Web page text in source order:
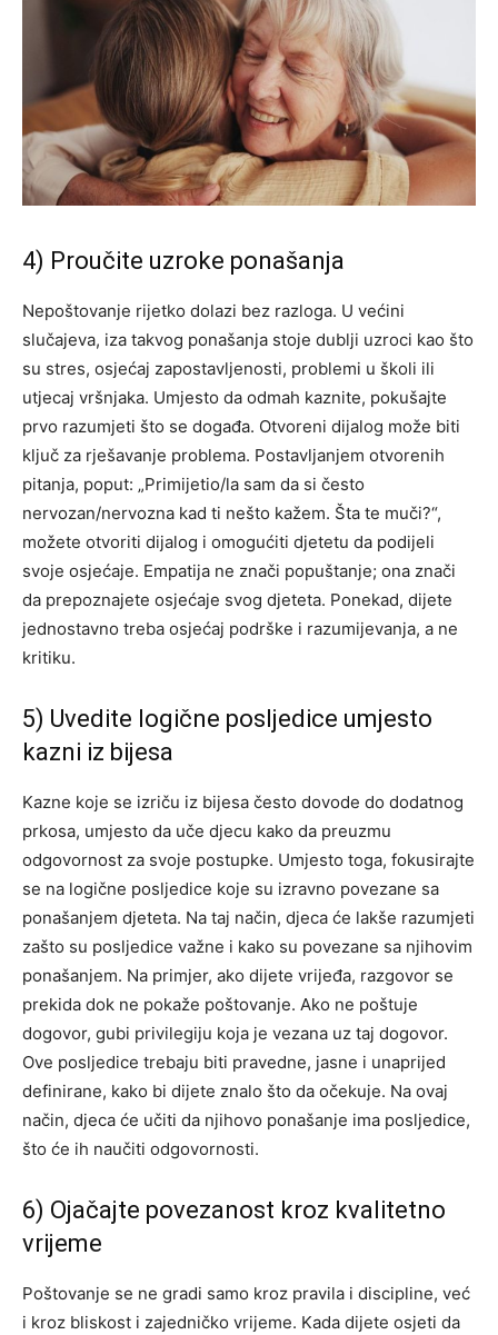
4) Proučite uzroke ponašanja
Nepoštovanje rijetko dolazi bez razloga. U većini
slučajeva, iza takvog ponašanja stoje dublji uzroci kao što
su stres, osjećaj zapostavljenosti, problemi u školi ili
utjecaj vršnjaka. Umjesto da odmah kaznite, pokušajte
prvo razumjeti što se događa. Otvoreni dijalog može biti
ključ za rješavanje problema. Postavljanjem otvorenih
pitanja, poput: „Primijetio/la sam da si često
nervozan/nervozna kad ti nešto kažem. Šta te muči?“,
možete otvoriti dijalog i omogućiti djetetu da podijeli
svoje osjećaje. Empatija ne znači popuštanje; ona znači
da prepoznajete osjećaje svog djeteta. Ponekad, dijete
jednostavno treba osjećaj podrške i razumijevanja, a ne
kritiku.
5) Uvedite logične posljedice umjesto
kazni iz bijesa
Kazne koje se izriču iz bijesa često dovode do dodatnog
prkosa, umjesto da uče djecu kako da preuzmu
odgovornost za svoje postupke. Umjesto toga, fokusirajte
se na logične posljedice koje su izravno povezane sa
ponašanjem djeteta. Na taj način, djeca će lakše razumjeti
zašto su posljedice važne i kako su povezane sa njihovim
ponašanjem. Na primjer, ako dijete vrijeđa, razgovor se
prekida dok ne pokaže poštovanje. Ako ne poštuje
dogovor, gubi privilegiju koja je vezana uz taj dogovor.
Ove posljedice trebaju biti pravedne, jasne i unaprijed
definirane, kako bi dijete znalo što da očekuje. Na ovaj
način, djeca će učiti da njihovo ponašanje ima posljedice,
što će ih naučiti odgovornosti.
6) Ojačajte povezanost kroz kvalitetno
vrijeme
Poštovanje se ne gradi samo kroz pravila i discipline, već
i kroz bliskost i zajedničko vrijeme. Kada dijete osjeti da